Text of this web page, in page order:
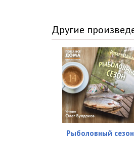
Другие
Рыболовный сезон